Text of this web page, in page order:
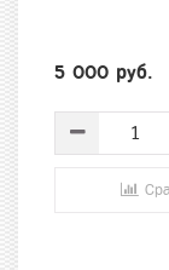
5 000 руб.